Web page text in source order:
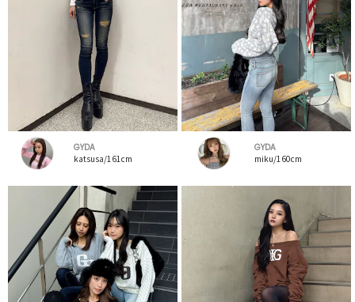
GYDA
katsusa/161cm
GYDA
miku/160cm